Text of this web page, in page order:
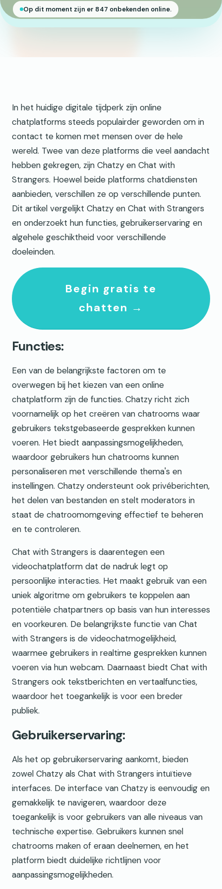
Op dit moment zijn er 847 onbekenden online.
In het huidige digitale tijdperk zijn online
chatplatforms steeds populairder geworden om in
contact te komen met mensen over de hele
wereld. Twee van deze platforms die veel aandacht
hebben gekregen, zijn Chatzy en Chat with
Strangers. Hoewel beide platforms chatdiensten
aanbieden, verschillen ze op verschillende punten.
Dit artikel vergelijkt Chatzy en Chat with Strangers
en onderzoekt hun functies, gebruikerservaring en
algehele geschiktheid voor verschillende
doeleinden.
Begin gratis te
chatten →
Functies:
Een van de belangrijkste factoren om te
overwegen bij het kiezen van een online
chatplatform zijn de functies. Chatzy richt zich
voornamelijk op het creëren van chatrooms waar
gebruikers tekstgebaseerde gesprekken kunnen
voeren. Het biedt aanpassingsmogelijkheden,
waardoor gebruikers hun chatrooms kunnen
personaliseren met verschillende thema's en
instellingen. Chatzy ondersteunt ook privéberichten,
het delen van bestanden en stelt moderators in
staat de chatroomomgeving effectief te beheren
en te controleren.
Chat with Strangers is daarentegen een
videochatplatform dat de nadruk legt op
persoonlijke interacties. Het maakt gebruik van een
uniek algoritme om gebruikers te koppelen aan
potentiële chatpartners op basis van hun interesses
en voorkeuren. De belangrijkste functie van Chat
with Strangers is de videochatmogelijkheid,
waarmee gebruikers in realtime gesprekken kunnen
voeren via hun webcam. Daarnaast biedt Chat with
Strangers ook tekstberichten en vertaalfuncties,
waardoor het toegankelijk is voor een breder
publiek.
Gebruikerservaring:
Als het op gebruikerservaring aankomt, bieden
zowel Chatzy als Chat with Strangers intuïtieve
interfaces. De interface van Chatzy is eenvoudig en
gemakkelijk te navigeren, waardoor deze
toegankelijk is voor gebruikers van alle niveaus van
technische expertise. Gebruikers kunnen snel
chatrooms maken of eraan deelnemen, en het
platform biedt duidelijke richtlijnen voor
aanpassingsmogelijkheden.